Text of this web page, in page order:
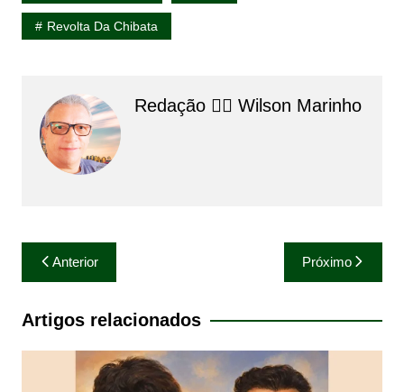
Revolta Da Chibata
Redação 👨‍⚖️​ Wilson Marinho
Navegação
de
Post
Anterior Próximo
Artigos relacionados